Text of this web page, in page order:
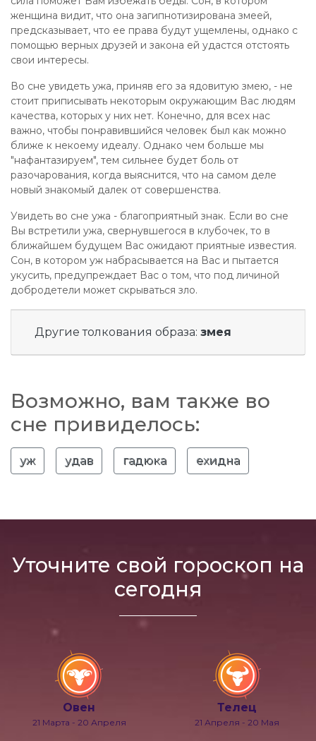
женщина видит, что она загипнотизирована змеей,
предсказывает, что ее права будут ущемлены, однако с
помощью верных друзей и закона ей удастся отстоять
свои интересы.
Во сне увидеть ужа, приняв его за ядовитую змею, - не
стоит приписывать некоторым окружающим Вас людям
качества, которых у них нет. Конечно, для всех нас
важно, чтобы понравившийся человек был как можно
ближе к некоему идеалу. Однако чем больше мы
"нафантазируем", тем сильнее будет боль от
разочарования, когда выяснится, что на самом деле
новый знакомый далек от совершенства.
Увидеть во сне ужа - благоприятный знак. Если во сне
Вы встретили ужа, свернувшегося в клубочек, то в
ближайшем будущем Вас ожидают приятные известия.
Сон, в котором уж набрасывается на Вас и пытается
укусить, предупреждает Вас о том, что под личиной
добродетели может скрываться зло.
Другие толкования образа: змея
Возможно, вам также во
сне привиделось:
уж удав гадюка ехидна
Уточните свой гороскоп на
сегодня
Овен
21 Марта - 20 Апреля
Телец
21 Апреля - 20 Мая